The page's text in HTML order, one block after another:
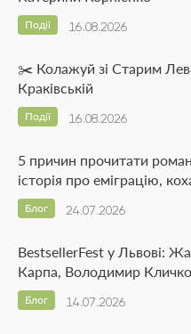
16.08.2026
Події
✂️ Колажуй зі Старим
Краківській
16.08.2026
Події
5 причин прочитати
історія про еміграцію,
24.07.2026
Блог
BestsellerFest у Львові:
Карпа, Володимир Кличко
14.07.2026
Блог